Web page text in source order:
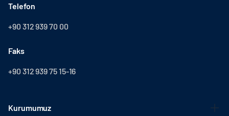
Telefon
+90 312 939 70 00
Faks
+90 312 939 75 15-16
Kurumumuz